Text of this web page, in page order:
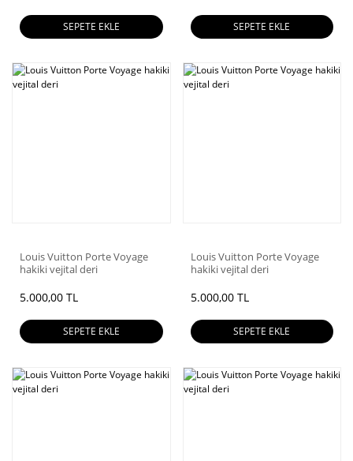
SEPETE EKLE SEPETE EKLE
Louis Vuitton Porte Voyage
hakiki vejital deri
5.000,00 TL
SEPETE EKLE
Louis Vuitton Porte Voyage
hakiki vejital deri
5.000,00 TL
SEPETE EKLE